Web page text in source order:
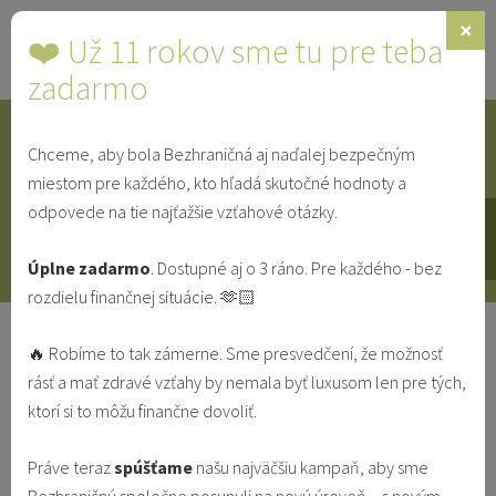
Toggle
IDENTITA SINGLE SVEDECTVÁ
Vo vzťahu podľa témyVo vzťahu
NAJNOVŠIE NAJČÍTANEJŠIE
„Objavme správne „vklady“ do našich
❤️ Už 11 rokov sme tu pre teba
zadarmo
×
Chceme, aby bola Bezhraničná aj naďalej bezpečným
miestom pre každého, kto hľadá skutočné hodnoty a
odpovede na tie najťažšie vzťahové otázky.
Úplne zadarmo. Dostupné aj o 3 ráno. Pre každého - bez
rozdielu finančnej situácie. 🫶🏻
🔥 Robíme to tak zámerne. Sme presvedčení, že možnosť
rásť a mať zdravé vzťahy by nemala byť luxusom len pre tých,
ktorí si to môžu finančne dovoliť.
Práve terazspúšťame našu najväčšiu kampaň, aby sme